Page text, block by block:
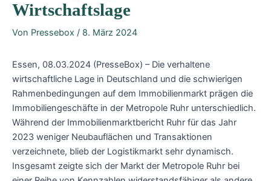
Wirtschaftslage
Von Pressebox / 8. März 2024
Essen, 08.03.2024 (PresseBox) – Die verhaltene
wirtschaftliche Lage in Deutschland und die schwierigen
Rahmenbedingungen auf dem Immobilienmarkt prägen die
Immobiliengeschäfte in der Metropole Ruhr unterschiedlich.
Während der Immobilienmarktbericht Ruhr für das Jahr
2023 weniger Neubauflächen und Transaktionen
verzeichnete, blieb der Logistikmarkt sehr dynamisch.
Insgesamt zeigte sich der Markt der Metropole Ruhr bei